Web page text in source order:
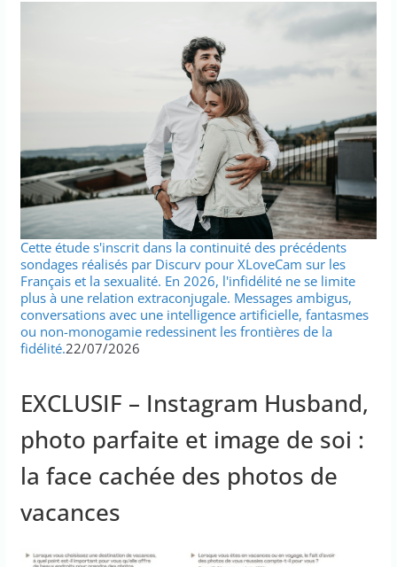
Cette étude s'inscrit dans la continuité des précédents
sondages réalisés par Discurv pour XLoveCam sur les
Français et la sexualité. En 2026, l'infidélité ne se limite
plus à une relation extraconjugale. Messages ambigus,
conversations avec une intelligence artificielle, fantasmes
ou non-monogamie redessinent les frontières de la
fidélité.22/07/2026
EXCLUSIF – Instagram Husband,
photo parfaite et image de soi :
la face cachée des photos de
vacances